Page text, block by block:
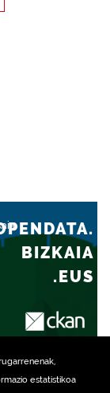
estatistikoa
BIZKAIA
.EUS